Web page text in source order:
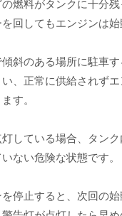
燃料がタンクに十分
回してもエンジンは始
斜のある場所に駐車
、正常に供給されず
す。
している場合、タン
ない危険な状態です。
停止すると、次回の